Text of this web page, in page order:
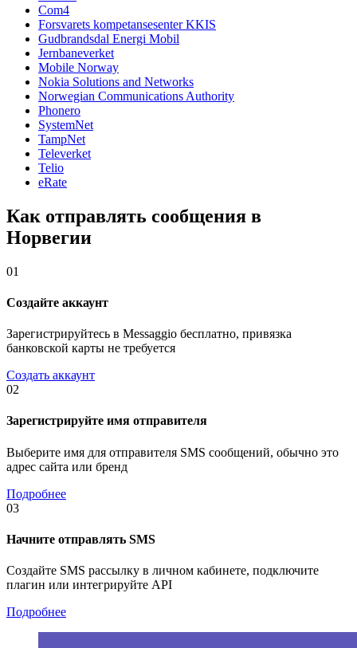
Com4
Forsvarets kompetansesenter KKIS
Gudbrandsdal Energi Mobil
Jernbaneverket
Mobile Norway
Nokia Solutions and Networks
Norwegian Communications Authority
Phonero
SystemNet
TampNet
Televerket
Telio
eRate
Как отправлять сообщения в
Норвегии
01
Создайте аккаунт
Зарегистрируйтесь в Messaggio бесплатно, привязка
банковской карты не требуется
Создать аккаунт
02
Зарегистрируйте имя отправителя
Выберите имя для отправителя SMS сообщений, обычно это
адрес сайта или бренд
Подробнее
03
Начните отправлять SMS
Создайте SMS рассылку в личном кабинете, подключите
плагин или интегрируйте API
Подробнее